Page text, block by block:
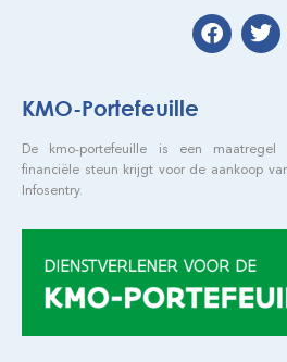
KMO-Portefeuille
De kmo-portefeuille is een maatregel
financiële steun krijgt voor de aankoop
Infosentry.